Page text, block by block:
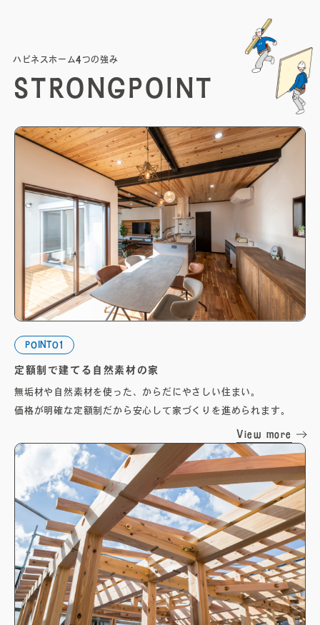
ハ ピネスホーム4つの強み
STRONGPOINT
POINT01
定額制で建てる自然素材の家
無垢材や自然素材を使った、からだにやさしい住まい。
価格が明確な定額制だから安心して家づくりを進められます。
View more